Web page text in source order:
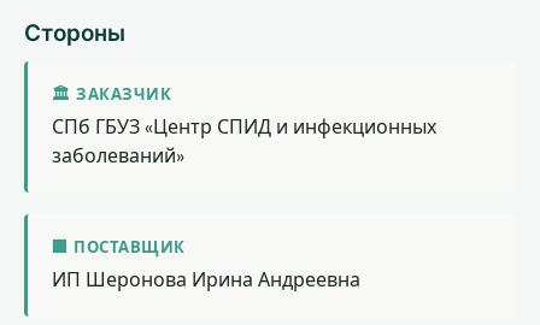
Стороны
🏛 ЗАКАЗЧИК
СПб ГБУЗ «Центр СПИД и инфекционных
заболеваний»
🏢 ПОСТАВЩИК
ИП Шеронова Ирина Андреевна